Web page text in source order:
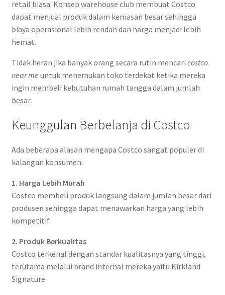
retail biasa. Konsep warehouse club membuat Costco
dapat menjual produk dalam kemasan besar sehingga
biaya operasional lebih rendah dan harga menjadi lebih
hemat.
Tidak heran jika banyak orang secara rutin mencari costco
near me untuk menemukan toko terdekat ketika mereka
ingin membeli kebutuhan rumah tangga dalam jumlah
besar.
Keunggulan Berbelanja di Costco
Ada beberapa alasan mengapa Costco sangat populer di
kalangan konsumen:
1. Harga Lebih Murah
Costco membeli produk langsung dalam jumlah besar dari
produsen sehingga dapat menawarkan harga yang lebih
kompetitif.
2. Produk Berkualitas
Costco terkenal dengan standar kualitasnya yang tinggi,
terutama melalui brand internal mereka yaitu Kirkland
Signature.